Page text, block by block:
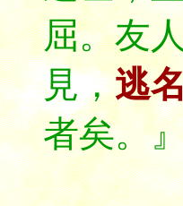
屈。友
見，逃
者矣。